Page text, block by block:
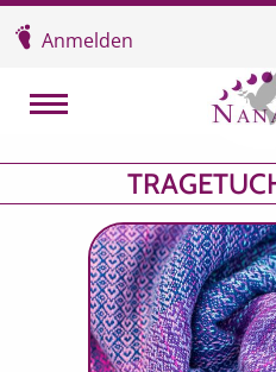
Überspringen und zum Inhalt
Anmelden
MENU